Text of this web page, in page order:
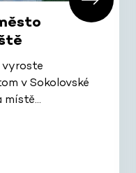
vyroste
v Sokolovské
místě…